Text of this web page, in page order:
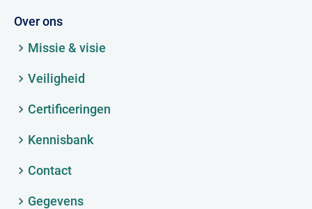
Over ons
Missie & visie
Veiligheid
Certificeringen
Kennisbank
Contact
Gegevens